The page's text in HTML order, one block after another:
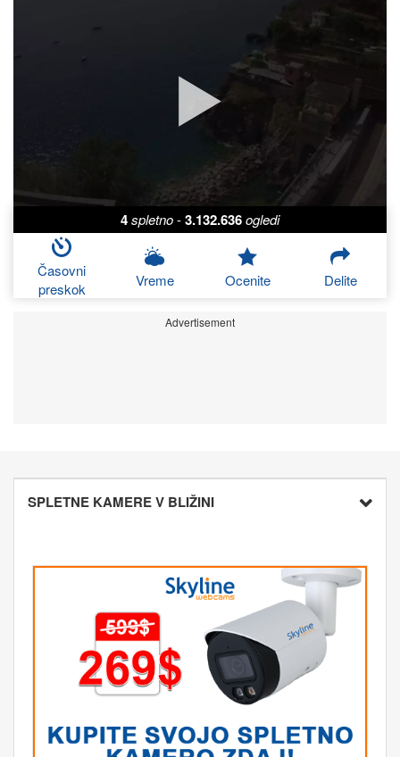
4spletno-3.132.636ogledi
Časovni
preskok
Vreme Ocenite Delite
Advertisement
SPLETNE KAMERE V BLIŽINI